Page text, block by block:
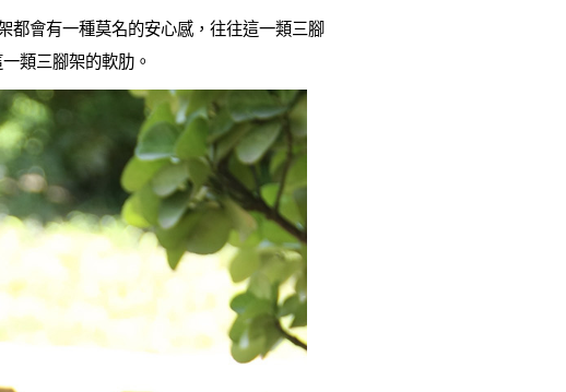
會有一種莫名的安心感，往往這一類三腳
類三腳架的軟肋。